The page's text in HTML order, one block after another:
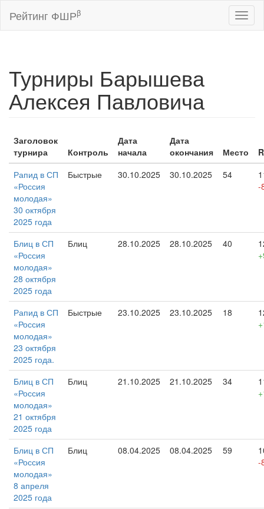
Рейтинг ФШРβ
Турниры Барышева
Алексея Павловича
Заголовок
турнира
Контроль
Дата
начала
Дата
окончания
Место
R
Рапид в СП
«Россия
молодая»
30 октября
2025 года
Быстрые 30.10.2025 30.10.2025 54
-
Блиц в СП
«Россия
молодая»
28 октября
2025 года
Блиц 28.10.2025 28.10.2025 40
Рапид в СП
«Россия
молодая»
23 октября
2025 года.
Быстрые 23.10.2025 23.10.2025 18
Блиц в СП
«Россия
молодая»
21 октября
2025 года
Блиц 21.10.2025 21.10.2025 34
Блиц в СП
«Россия
молодая»
8 апреля
2025 года
Блиц 08.04.2025 08.04.2025 59
-